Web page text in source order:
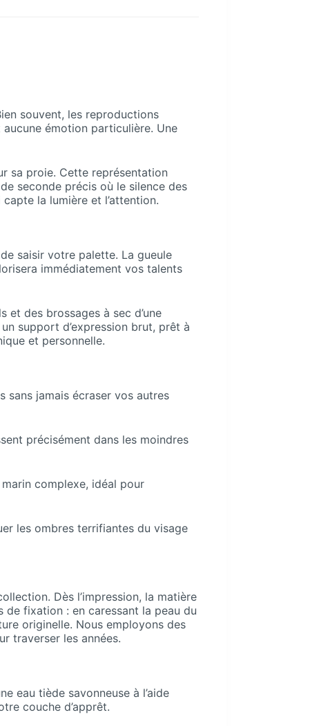
souvent, les reproductions
émotion particulière. Une
sa proie. Cette représentation
seconde précis où le silence des
la lumière et l’attention.
saisir votre palette. La gueule
immédiatement vos talents
des brossages à sec d’une
support d’expression brut, prêt à
et personnelle.
sans jamais écraser vos autres
précisément dans les moindres
complexe, idéal pour
les ombres terrifiantes du visage
Dès l’impression, la matière
fixation : en caressant la peau du
originelle. Nous employons des
traverser les années.
eau tiède savonneuse à l’aide
couche d’apprêt.